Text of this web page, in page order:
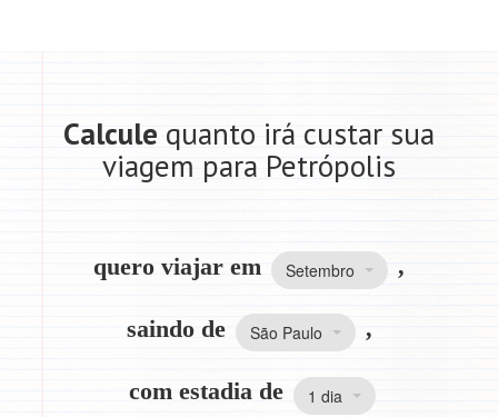
Calcule quanto irá custar sua
viagem para Petrópolis
quero viajar em Setembro ,
saindo de São Paulo ,
com estadia de 1 dia